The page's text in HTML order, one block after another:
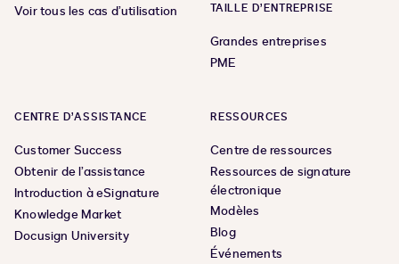
Voir tous les cas d’utilisation
TAILLE D’ENTREPRISE
Grandes entreprises
PME
CENTRE D’ASSISTANCE
Customer Success
Obtenir de l’assistance
Introduction à eSignature
Knowledge Market
Docusign University
RESSOURCES
Centre de ressources
Ressources de signature
électronique
Modèles
Blog
Événements